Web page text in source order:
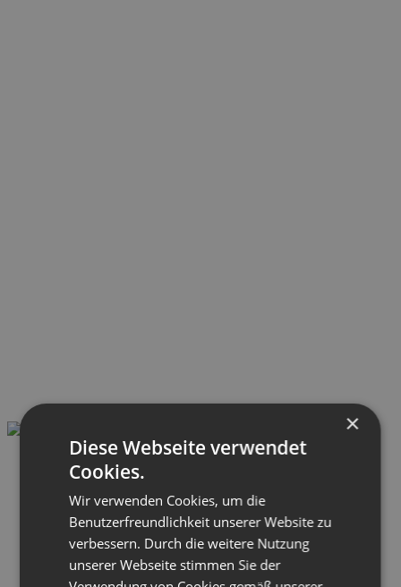
×
Diese Webseite verwendet
Cookies.
Wir verwenden Cookies, um die
Benutzerfreundlichkeit unserer Website zu
verbessern. Durch die weitere Nutzung
unserer Webseite stimmen Sie der